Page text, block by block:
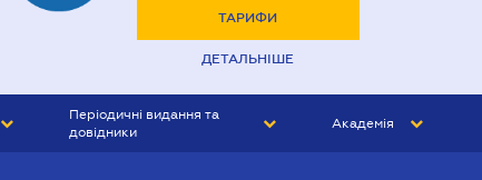
ТАРИФИ
ДЕТАЛЬНІШЕ
Періодичні видання та
довідники
Академія